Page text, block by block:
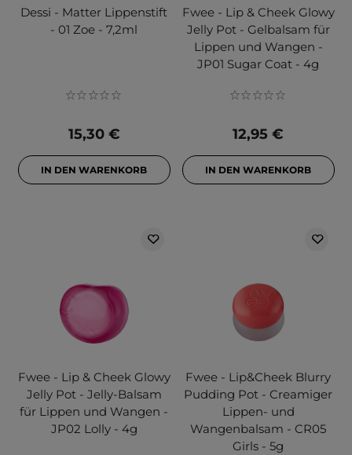
Dessi - Matter Lippenstift
- 01 Zoe - 7,2ml
15,30 €
IN DEN WARENKORB
Fwee - Lip & Cheek Glowy
Jelly Pot - Gelbalsam für
Lippen und Wangen -
JP01 Sugar Coat - 4g
12,95 €
IN DEN WARENKORB
Fwee - Lip & Cheek Glowy
Jelly Pot - Jelly-Balsam
für Lippen und Wangen -
JP02 Lolly - 4g
Fwee - Lip&Cheek Blurry
Pudding Pot - Creamiger
Lippen- und
Wangenbalsam - CR05
Girls - 5g